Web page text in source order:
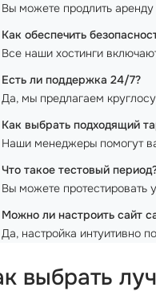
Вы можете продлить
Как обеспечить
Все наши хостинги
Есть ли поддержка 24/7?
Да, мы предлагаем
Как выбрать подходящий
Наши менеджеры помогут
Что такое тестовый
Вы можете протестировать
Можно ли настроить сайт
Да, настройка интуитивно
выбрать